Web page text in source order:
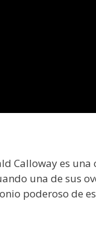
Calloway es
una de sus
poderoso de